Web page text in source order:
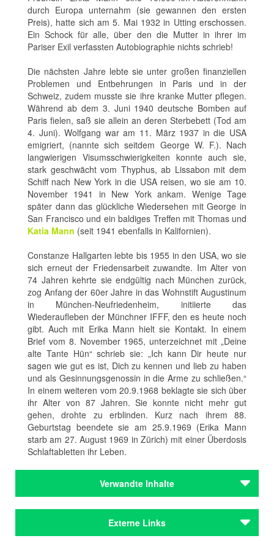
durch Europa unternahm (sie gewannen den ersten
Preis), hatte sich am 5. Mai 1932 in Utting erschossen.
Ein Schock für alle, über den die Mutter in ihrer im
Pariser Exil verfassten Autobiographie nichts schrieb!
Die nächsten Jahre lebte sie unter großen finanziellen
Problemen und Entbehrungen in Paris und in der
Schweiz, zudem musste sie ihre kranke Mutter pflegen.
Während ab dem 3. Juni 1940 deutsche Bomben auf
Paris fielen, saß sie allein an deren Sterbebett (Tod am
4. Juni). Wolfgang war am 11. März 1937 in die USA
emigriert, (nannte sich seitdem George W. F.). Nach
langwierigen Visumsschwierigkeiten konnte auch sie,
stark geschwächt vom Thyphus, ab Lissabon mit dem
Schiff nach New York in die USA reisen, wo sie am 10.
November 1941 in New York ankam. Wenige Tage
später dann das glückliche Wiedersehen mit George in
San Francisco und ein baldiges Treffen mit Thomas und
Katia Mann (seit 1941 ebenfalls in Kalifornien).
Constanze Hallgarten lebte bis 1955 in den USA, wo sie
sich erneut der Friedensarbeit zuwandte. Im Alter von
74 Jahren kehrte sie endgültig nach München zurück,
zog Anfang der 60er Jahre in das Wohnstift Augustinum
in München-Neufriedenheim, initiierte das
Wiederaufleben der Münchner IFFF, den es heute noch
gibt. Auch mit Erika Mann hielt sie Kontakt. In einem
Brief vom 8. November 1965, unterzeichnet mit „Deine
alte Tante Hün“ schrieb sie: „Ich kann Dir heute nur
sagen wie gut es ist, Dich zu kennen und lieb zu haben
und als Gesinnungsgenossin in die Arme zu schließen.“
In einem weiteren vom 20.9.1968 beklagte sie sich über
ihr Alter von 87 Jahren. Sie konnte nicht mehr gut
gehen, drohte zu erblinden. Kurz nach ihrem 88.
Geburtstag beendete sie am 25.9.1969 (Erika Mann
starb am 27. August 1969 in Zürich) mit einer Überdosis
Schlaftabletten ihr Leben.
Verwandte Inhalte
Augspurg, AnitaExterne Links